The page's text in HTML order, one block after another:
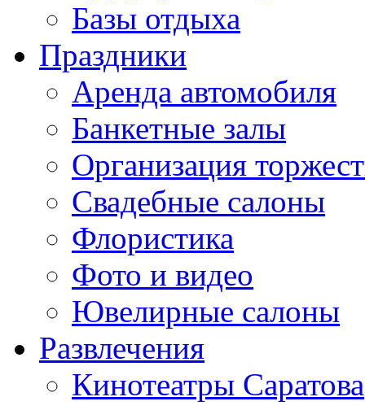
Базы отдыха
Праздники
Аренда автомобиля
Банкетные залы
Организация
Свадебные салоны
Флористика
Фото и видео
Ювелирные салоны
Развлечения
Кинотеатры Саратова